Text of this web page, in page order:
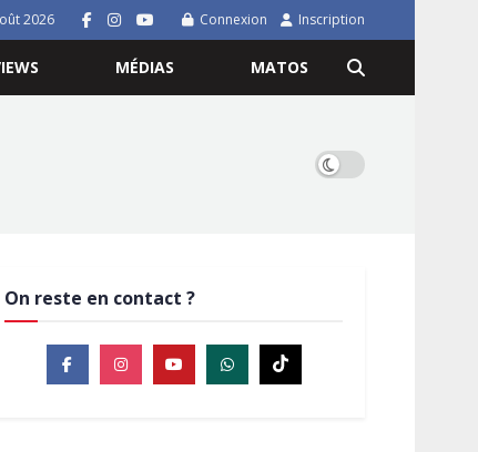
2026 Connexion Inscription
MÉDIAS MATOS
On reste en contact ?